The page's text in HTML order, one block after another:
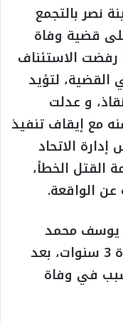
نصر بالتجمع
على قضية وفاة
رفضت الاستئناف
القضية، لتؤيد
و عدلت
مع إيقاف تنفيذ
الاتحاد
القتل الخطأ،
الواقعة.
يوسف محمد
ووائل حسن ويحيى شوقي لمدة 3 سنوات، بعد
في وفاة